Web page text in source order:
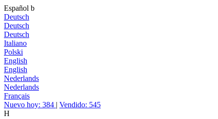
Español b
Deutsch
Deutsch
Deutsch
Italiano
Polski
English
English
Nederlands
Nederlands
Français
Nuevo hoy: 384 | Vendido: 545
H